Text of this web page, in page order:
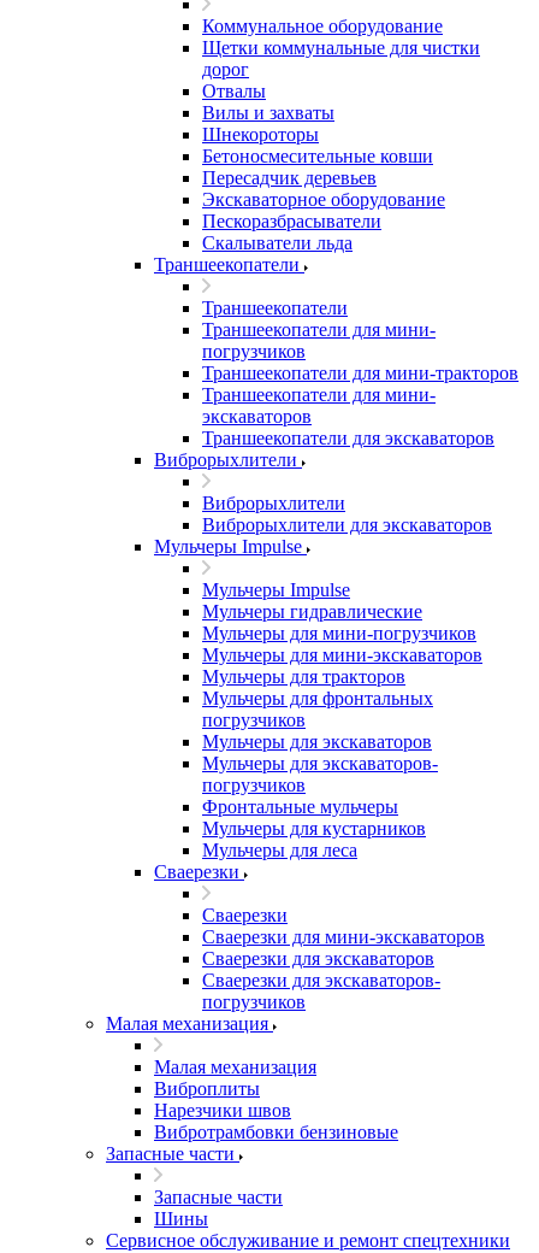
Коммунальное оборудование
Щетки коммунальные для чистки
дорог
Отвалы
Вилы и захваты
Шнекороторы
Бетоносмесительные ковши
Пересадчик деревьев
Экскаваторное оборудование
Пескоразбрасыватели
Скалыватели льда
Траншеекопатели
Траншеекопатели
Траншеекопатели для мини-
погрузчиков
Траншеекопатели для мини-тракторов
Траншеекопатели для мини-
экскаваторов
Траншеекопатели для экскаваторов
Виброрыхлители
Виброрыхлители
Виброрыхлители для экскаваторов
Мульчеры Impulse
Мульчеры Impulse
Мульчеры гидравлические
Мульчеры для мини-погрузчиков
Мульчеры для мини-экскаваторов
Мульчеры для тракторов
Мульчеры для фронтальных
погрузчиков
Мульчеры для экскаваторов
Мульчеры для экскаваторов-
погрузчиков
Фронтальные мульчеры
Мульчеры для кустарников
Мульчеры для леса
Сваерезки
Сваерезки
Сваерезки для мини-экскаваторов
Сваерезки для экскаваторов
Сваерезки для экскаваторов-
погрузчиков
Малая механизация
Малая механизация
Виброплиты
Нарезчики швов
Вибротрамбовки бензиновые
Запасные части
Запасные части
Шины
Сервисное обслуживание и ремонт спецтехники